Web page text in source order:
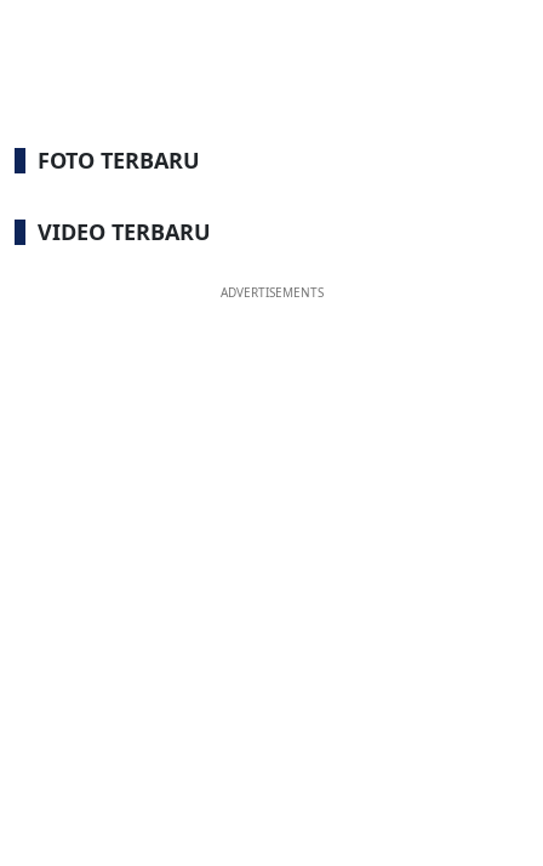
FOTO TERBARU
VIDEO TERBARU
ADVERTISEMENTS